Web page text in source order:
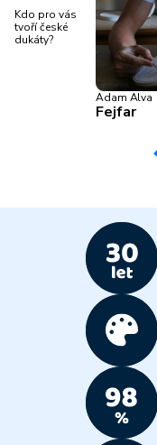
Kdo pro vás
tvoří české
dukáty?
Adam Alva
Fejfar